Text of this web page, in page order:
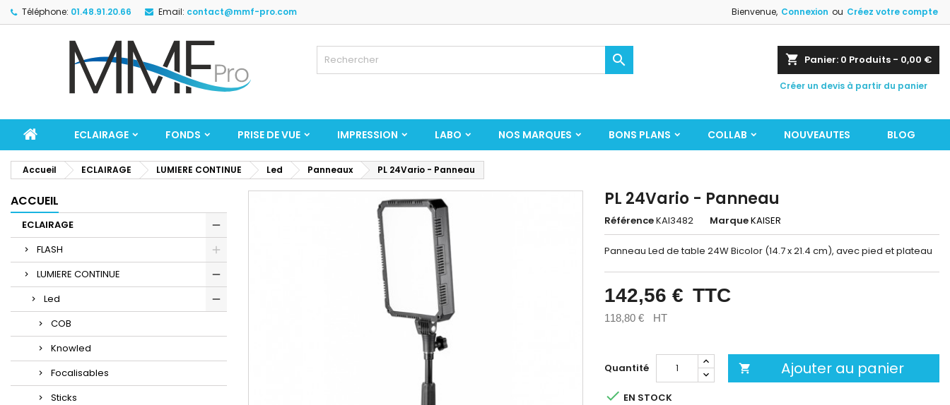
Téléphone: 01.48.91.20.66 Email: contact@mmf-pro.com Bienvenue, Connexion ou Créez votre compte
shopping_cart Panier: 0 Produits - 0,00 €
Créer un devis à partir du panier

ECLAIRAGE FONDS PRISE DE VUE IMPRESSION LABO NOS MARQUES BONS PLANS COLLAB NOUVEAUTES BLOG
Accueil ECLAIRAGE LUMIERE CONTINUE Led Panneaux PL 24Vario - Panneau
ACCUEIL
ECLAIRAGE
FLASH
LUMIERE CONTINUE
Led
COB
Knowled
Focalisables
Sticks
PL 24Vario - Panneau
RéférenceKAI3482 MarqueKAISER
Panneau Led de table 24W Bicolor (14.7 x 21.4 cm), avec pied et plateau
142,56 € TTC
118,80 € HT
Quantité  Ajouter au panier
 EN STOCK